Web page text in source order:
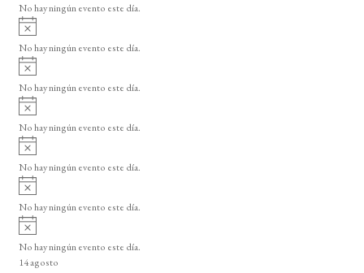
o
i
o
No hay ningún evento este día.
A
v
i
o
No hay ningún evento este día.
A
v
i
o
No hay ningún evento este día.
A
v
i
o
No hay ningún evento este día.
A
v
i
o
No hay ningún evento este día.
A
v
i
o
No hay ningún evento este día.
A
v
i
s
No hay ningún evento este día.
14 agosto